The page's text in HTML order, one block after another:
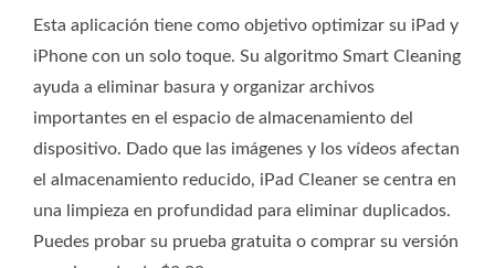
Esta aplicación tiene como objetivo optimizar su iPad y
iPhone con un solo toque. Su algoritmo Smart Cleaning
ayuda a eliminar basura y organizar archivos
importantes en el espacio de almacenamiento del
dispositivo. Dado que las imágenes y los vídeos afectan
el almacenamiento reducido, iPad Cleaner se centra en
una limpieza en profundidad para eliminar duplicados.
Puedes probar su prueba gratuita o comprar su versión